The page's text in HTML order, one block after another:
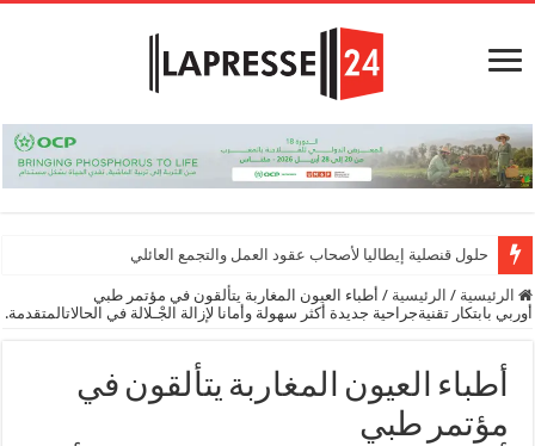
حلول قنصلية إيطاليا لأصحاب عقود العمل والتجمع العائلي
الرئيسية / الرئيسية / أطباء العيون المغاربة يتألقون في مؤتمر طبي
بابتكار تقنيةجراحية جديدة أكثر سهولة وأمانا لإزالة الجْـلالة في الحالاتالمتقدمة.
أطباء العيون المغاربة يتألقون في
مؤتمر طبي